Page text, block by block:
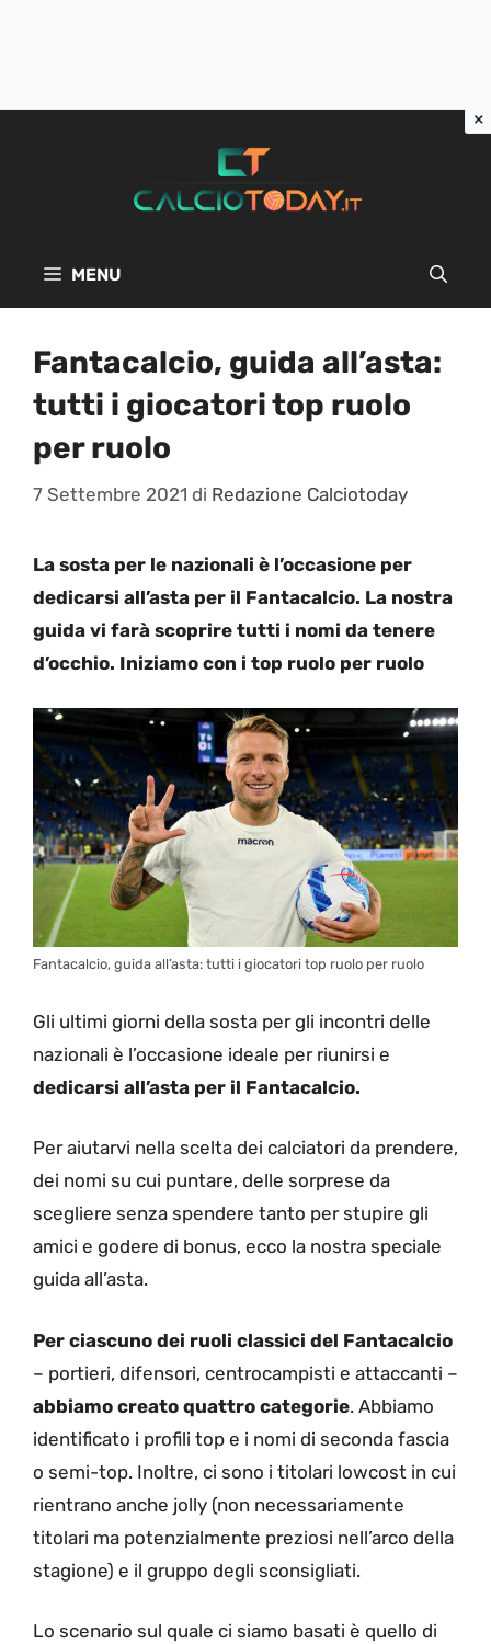
MENU
Fantacalcio, guida all’asta:
tutti i giocatori top ruolo
per ruolo
7 Settembre 2021 di Redazione Calciotoday
La sosta per le nazionali è l’occasione per
dedicarsi all’asta per il Fantacalcio. La nostra
guida vi farà scoprire tutti i nomi da tenere
d’occhio. Iniziamo con i top ruolo per ruolo
Fantacalcio, guida all’asta: tutti i giocatori top ruolo per ruolo
Gli ultimi giorni della sosta per gli incontri delle
nazionali è l’occasione ideale per riunirsi e
dedicarsi all’asta per il Fantacalcio.
Per aiutarvi nella scelta dei calciatori da prendere,
dei nomi su cui puntare, delle sorprese da
scegliere senza spendere tanto per stupire gli
amici e godere di bonus, ecco la nostra speciale
guida all’asta.
Per ciascuno dei ruoli classici del Fantacalcio
– portieri, difensori, centrocampisti e attaccanti –
abbiamo creato quattro categorie. Abbiamo
identificato i profili top e i nomi di seconda fascia
o semi-top. Inoltre, ci sono i titolari lowcost in cui
rientrano anche jolly (non necessariamente
titolari ma potenzialmente preziosi nell’arco della
stagione) e il gruppo degli sconsigliati.
Lo scenario sul quale ci siamo basati è quello di